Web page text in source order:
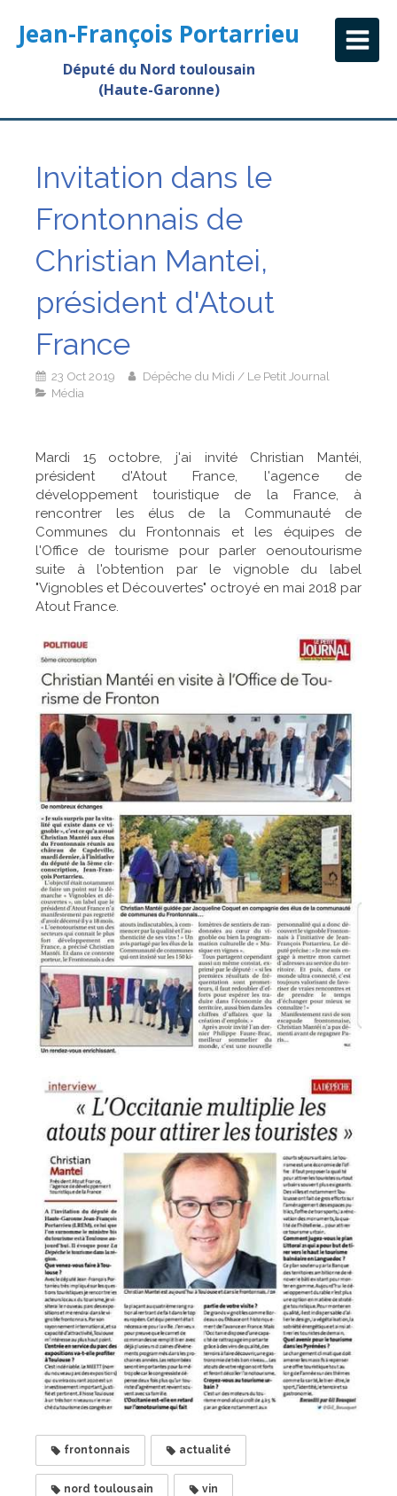
Jean-François Portarrieu
Député du Nord toulousain
(Haute-Garonne)
Invitation dans le
Frontonnais de
Christian Mantei,
président d'Atout
France
23 Oct 2019
Dépêche du Midi / Le Petit Journal
Média
Mardi 15 octobre, j'ai invité Christian Mantéi,
président d'Atout France, l'agence de
développement touristique de la France, à
rencontrer les élus de la Communauté de
Communes du Frontonnais et les équipes de
l'Office de tourisme pour parler oenoutourisme
suite à l'obtention par le vignoble du label
"Vignobles et Découvertes" octroyé en mai 2018 par
Atout France.
frontonnais actualité
nord toulousain vin